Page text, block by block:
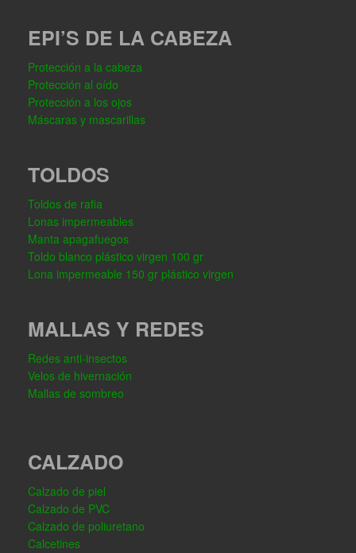
EPI’S DE LA CABEZA
Protección a la cabeza
Protección al oído
Protección a los ojos
Máscaras y mascarillas
TOLDOS
Toldos de rafia
Lonas impermeables
Manta apagafuegos
Toldo blanco plástico virgen 100 gr
Lona impermeable 150 gr plástico virgen
MALLAS Y REDES
Redes anti-insectos
Velos de hivernación
Mallas de sombreo
CALZADO
Calzado de piel
Calzado de PVC
Calzado de poliuretano
Calcetines